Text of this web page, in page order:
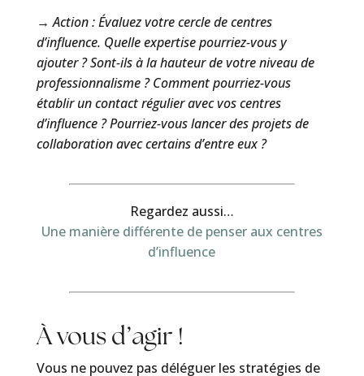
→ Action : Évaluez votre cercle de centres
d’influence. Quelle expertise pourriez-vous y
ajouter ? Sont-ils à la hauteur de votre niveau de
professionnalisme ? Comment pourriez-vous
établir un contact régulier avec vos centres
d’influence ? Pourriez-vous lancer des projets de
collaboration avec certains d’entre eux ?
Regardez aussi…
Une manière différente de penser aux centres
d’influence
À vous d’agir !
Vous ne pouvez pas déléguer les stratégies de